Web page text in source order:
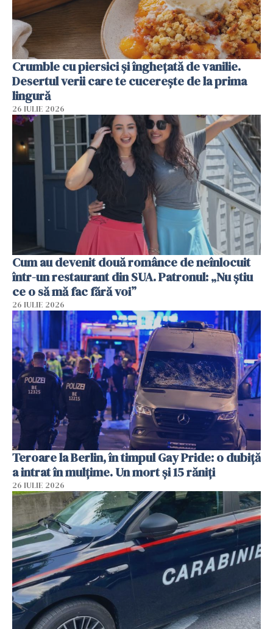
Crumble cu piersici și înghețată de vanilie.
Desertul verii care te cucerește de la prima
lingură
26 IULIE 2026
Cum au devenit două românce de neînlocuit
într-un restaurant din SUA. Patronul: „Nu știu
ce o să mă fac fără voi”
26 IULIE 2026
Teroare la Berlin, în timpul Gay Pride: o dubiță
a intrat în mulțime. Un mort și 15 răniți
26 IULIE 2026